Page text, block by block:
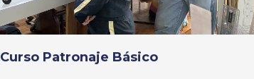
Curso Patronaje Básico